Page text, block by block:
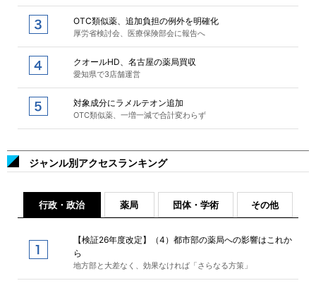
OTC類似薬、追加負担の例外を明確化
厚労省検討会、医療保険部会に報告へ
クオールHD、名古屋の薬局買収
愛知県で3店舗運営
対象成分にラメルテオン追加
OTC類似薬、一増一減で合計変わらず
ジャンル別アクセスランキング
行政・政治 薬局 団体・学術 その他
【検証26年度改定】（4）都市部の薬局への影響はこれか
ら
地方部と大差なく、効果なければ「さらなる方策」